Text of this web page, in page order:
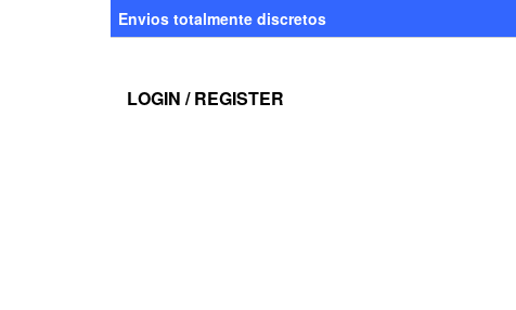
Envios totalmente discretos
LOGIN / REGISTER